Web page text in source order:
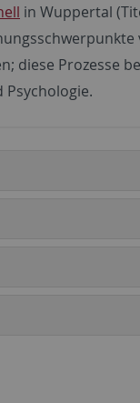
in Wuppertal
diese Prozesse